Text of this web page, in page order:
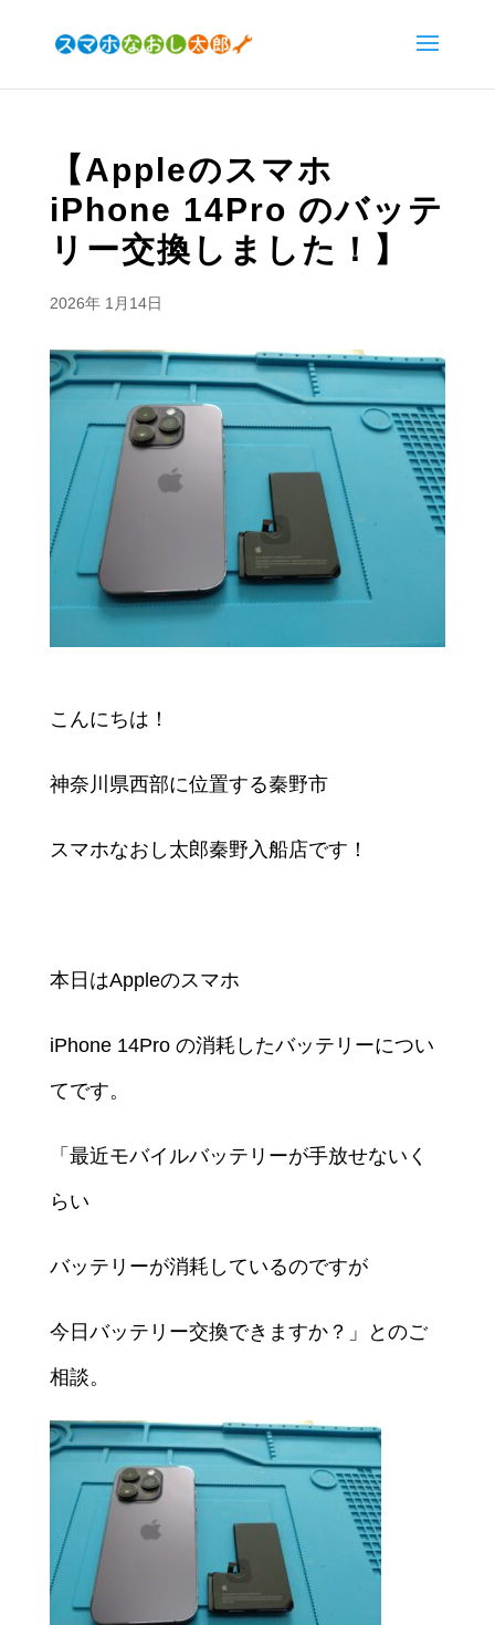
【Appleのスマホ
iPhone 14Pro のバッテ
リー交換しました！】
2026年 1月14日
こんにちは！
神奈川県西部に位置する秦野市
スマホなおし太郎秦野入船店です！
本日はAppleのスマホ
iPhone 14Pro の消耗したバッテリーについ
てです。
「最近モバイルバッテリーが手放せないく
らい
バッテリーが消耗しているのですが
今日バッテリー交換できますか？」とのご
相談。